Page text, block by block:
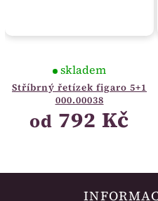
Stříbrný řetízek figaro 5+1
000.00038
skladem
od 792 Kč